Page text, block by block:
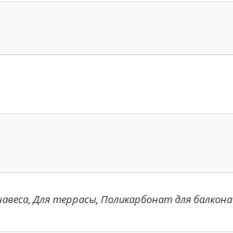
Для террасы Поликарбонат для балкона